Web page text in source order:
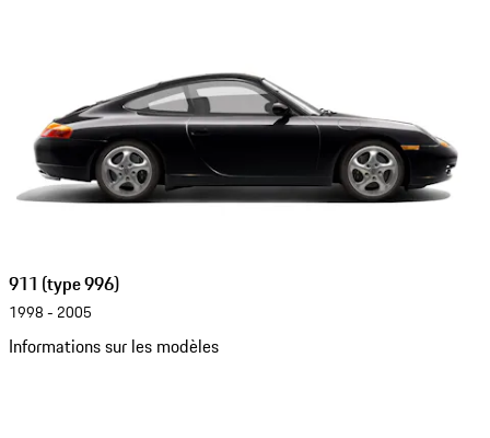
911 (type 996)
1998 - 2005
Informations sur les modèles